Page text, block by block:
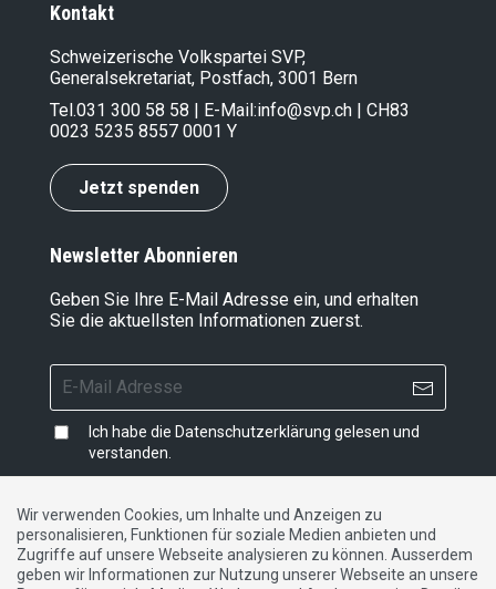
Kontakt
Schweizerische Volkspartei SVP,
Generalsekretariat, Postfach, 3001 Bern
Tel.031 300 58 58 | E-Mail:info@svp.ch | CH83
0023 5235 8557 0001 Y
Jetzt spenden
Newsletter Abonnieren
Geben Sie Ihre E-Mail Adresse ein, und erhalten
Sie die aktuellsten Informationen zuerst.
Ich habe die Datenschutzerklärung gelesen und
verstanden.
Impressum|Datenschutzerklärung|Kontakt
Wir verwenden Cookies, um Inhalte und Anzeigen zu
personalisieren, Funktionen für soziale Medien anbieten und
Zugriffe auf unsere Webseite analysieren zu können. Ausserdem
geben wir Informationen zur Nutzung unserer Webseite an unsere